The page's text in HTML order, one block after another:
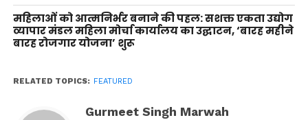
महिलाओं को आत्मनिर्भर बनाने की पहल: सशक्त एकता उद्योग
व्यापार मंडल महिला मोर्चा कार्यालय का उद्घाटन, ‘बारह महीने
बारह रोजगार योजना’ शुरू
RELATED TOPICS: FEATURED
Gurmeet Singh Marwah